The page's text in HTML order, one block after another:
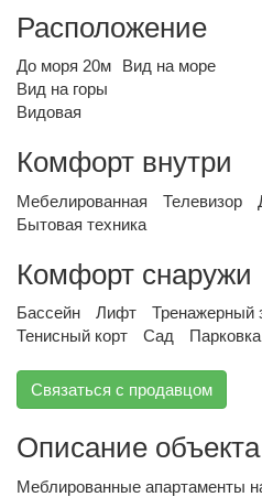
Расположение
До моря 20м
Вид на море
Вид на горы
Видовая
Комфорт внутри
Мебелированная Телевизор
Бытовая техника
Комфорт снаружи
Бассейн Лифт Тренажерный
Тенисный корт
Сад Парковка
Связаться с продавцом
Описание объекта
Меблированные апартаменты